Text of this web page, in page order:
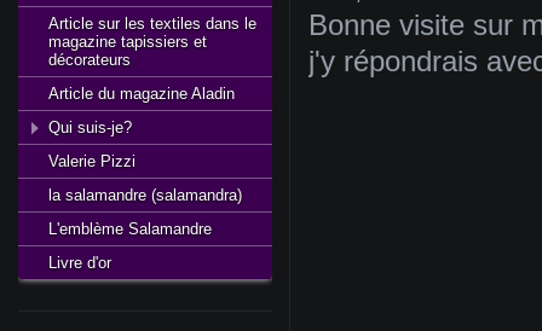
Bonne visite sur
j'y répondrais
Article sur les textiles dans le
magazine tapissiers et
décorateurs
Article du magazine Aladin
Qui suis-je?
Valerie Pizzi
la salamandre (salamandra)
L'emblème Salamandre
Livre d'or